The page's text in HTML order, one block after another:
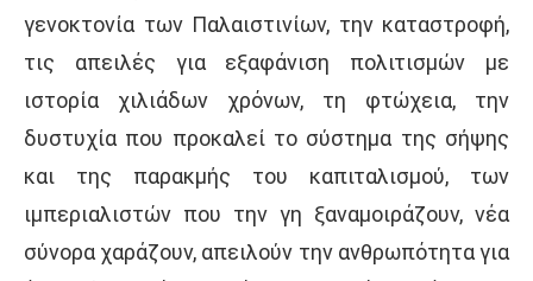
γενοκτονία των Παλαιστινίων, την καταστροφή,
τις απειλές για εξαφάνιση πολιτισμών με
ιστορία χιλιάδων χρόνων, τη φτώχεια, την
δυστυχία που προκαλεί το σύστημα της σήψης
και της παρακμής του καπιταλισμού, των
ιμπεριαλιστών που την γη ξαναμοιράζουν, νέα
σύνορα χαράζουν, απειλούν την ανθρωπότητα για